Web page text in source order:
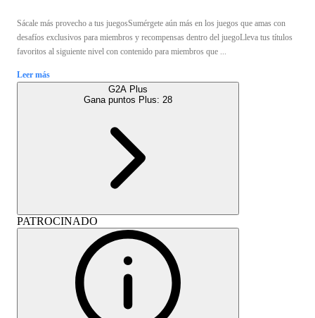
Sácale más provecho a tus juegosSumérgete aún más en los juegos que amas con
desafíos exclusivos para miembros y recompensas dentro del juegoLleva tus títulos
favoritos al siguiente nivel con contenido para miembros que ...
Leer más
G2A Plus
Gana puntos Plus: 28
PATROCINADO